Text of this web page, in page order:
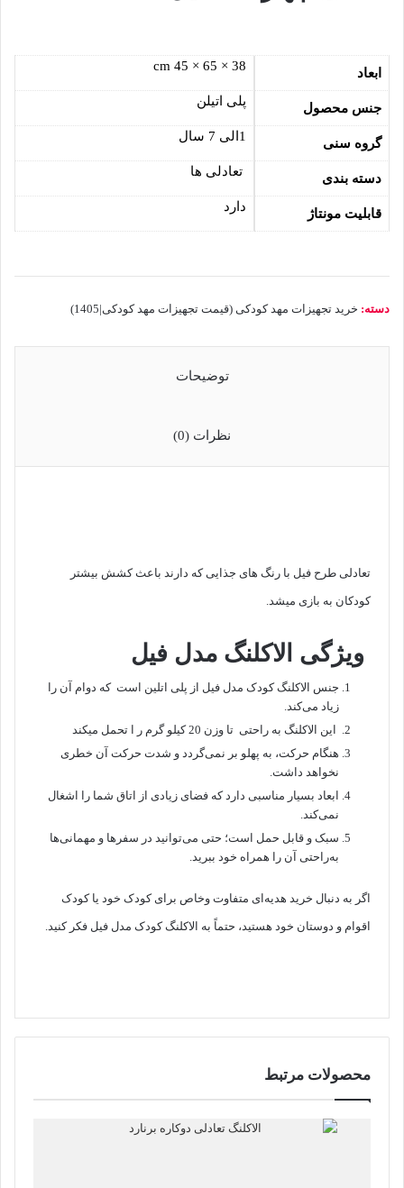
ابعاد 38 × 65 × 45 cm
جنس محصول پلی اتیلن
گروه سنی 1الی 7 سال
دسته بندی تعادلی ها
قابلیت مونتاژ دارد
دسته: خرید تجهیزات مهد کودکی (قیمت تجهیزات مهد کودکی|1405)
توضیحات
نظرات (0)
تعادلی طرح فیل با رنگ های جذایی که دارند باعث کشش بیشتر
کودکان به بازی میشد.
ویژگی الاکلنگ مدل فیل
جنس الاکلنگ کودک مدل فیل از پلی اتلین است که دوام آن را
زیاد می‌کند.
این الاکلنگ به راحتی تا وزن 20 کیلو گرم ر ا تحمل میکند
هنگام حرکت، به پهلو بر نمی‌گردد و شدت حرکت آن خطری
نخواهد داشت.
ابعاد بسیار مناسبی دارد که فضای زیادی از اتاق شما را اشغال
نمی‌کند.
سبک و قابل حمل است؛ حتی می‌توانید در سفر‌ها و مهمانی‌ها
به‌راحتی آن را همراه خود ببرید.
اگر به دنبال خرید هدیه‌ای متفاوت وخاص برای کودک خود یا کودک
اقوام و دوستان خود هستید، حتماً به الاکلنگ کودک مدل فیل فکر کنید.
محصولات مرتبط